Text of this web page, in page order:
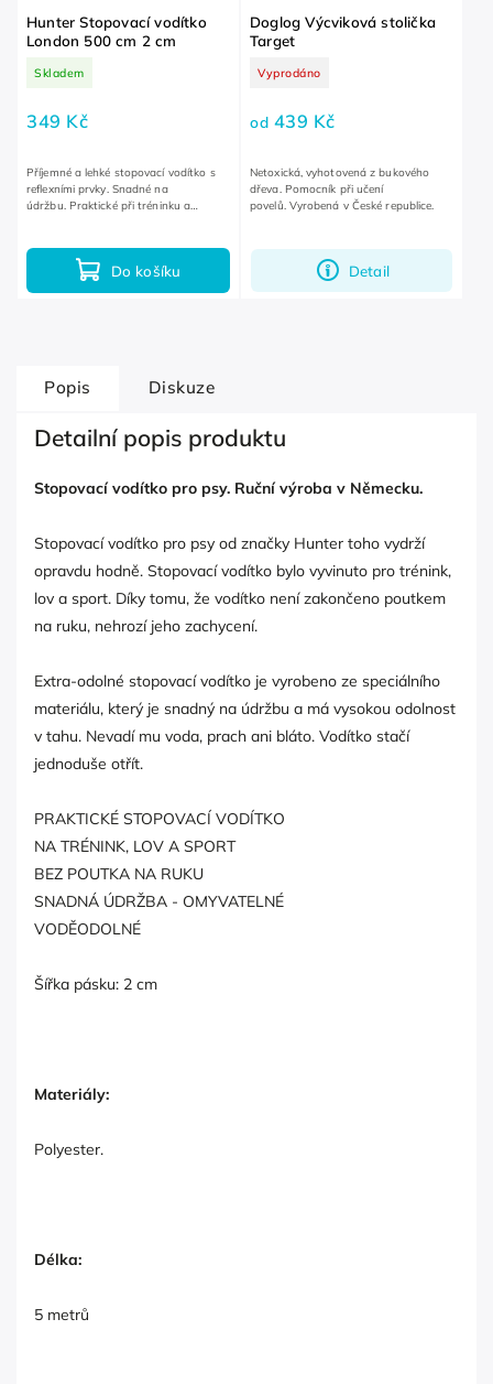
Hunter Stopovací vodítko
London 500 cm 2 cm
Skladem
349 Kč
Do košíku
Příjemné a lehké stopovací vodítko s
reflexními prvky. Snadné na
údržbu. Praktické při tréninku a
Doglog Výcviková stolička
Target
Vyprodáno
od 439 Kč
Detail
Netoxická, vyhotovená z bukového
dřeva. Pomocník při učení
povelů. Vyrobená v České republice.
Popis Diskuze
Detailní popis produktu
Stopovací vodítko pro psy. Ruční výroba v Německu.
Stopovací vodítko pro psy od značky Hunter toho vydrží
opravdu hodně. Stopovací vodítko bylo vyvinuto pro trénink,
lov a sport. Díky tomu, že vodítko není zakončeno poutkem
na ruku, nehrozí jeho zachycení.
Extra-odolné stopovací vodítko je vyrobeno ze speciálního
materiálu, který je snadný na údržbu a má vysokou odolnost
v tahu. Nevadí mu voda, prach ani bláto. Vodítko stačí
jednoduše otřít.
PRAKTICKÉ STOPOVACÍ VODÍTKO
NA TRÉNINK, LOV A SPORT
BEZ POUTKA NA RUKU
SNADNÁ ÚDRŽBA - OMYVATELNÉ
VODĚODOLNÉ
Šířka pásku: 2 cm
Materiály:
Polyester.
Délka:
5 metrů